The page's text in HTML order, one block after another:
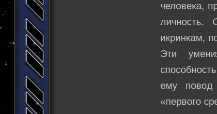
человека,
личность.
икринкам,
Эти
ему повод
«первого